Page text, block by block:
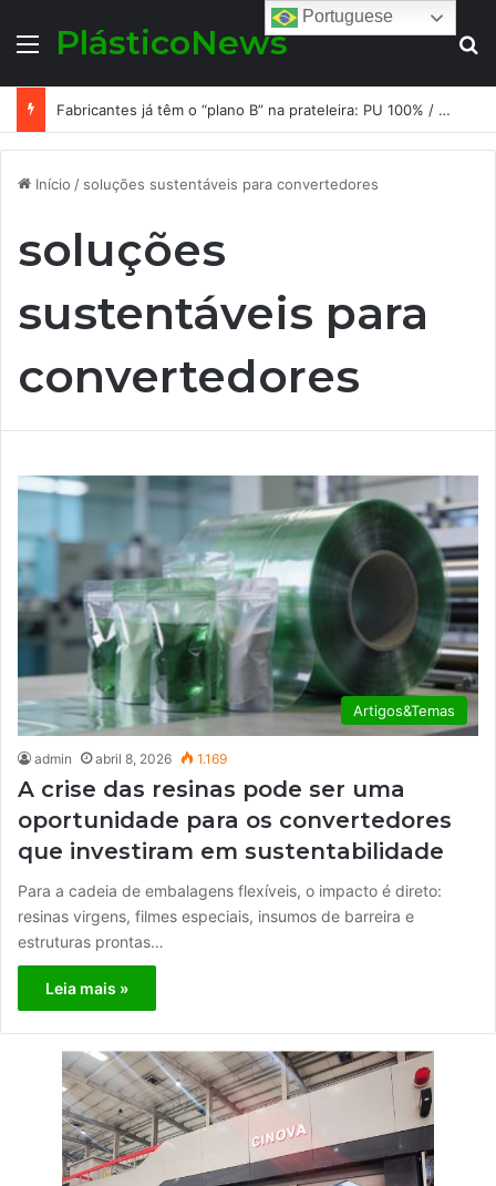
MenuPlásticoNews
Fabricantes já têm o “plano B” na prateleira: PU 100% / NC-free existe, mas ainda é pouco usado: a hora é transformar isso em projeto de resiliência
Início / soluções sustentáveis para convertedores
soluções
sustentáveis para
convertedores
Artigos&Temas
admin abril 8, 2026 1.169
A crise das resinas pode ser uma
oportunidade para os convertedores
que investiram em sustentabilidade
Para a cadeia de embalagens flexíveis, o impacto é direto:
resinas virgens, filmes especiais, insumos de barreira e
estruturas prontas…
Leia mais »
Portuguese